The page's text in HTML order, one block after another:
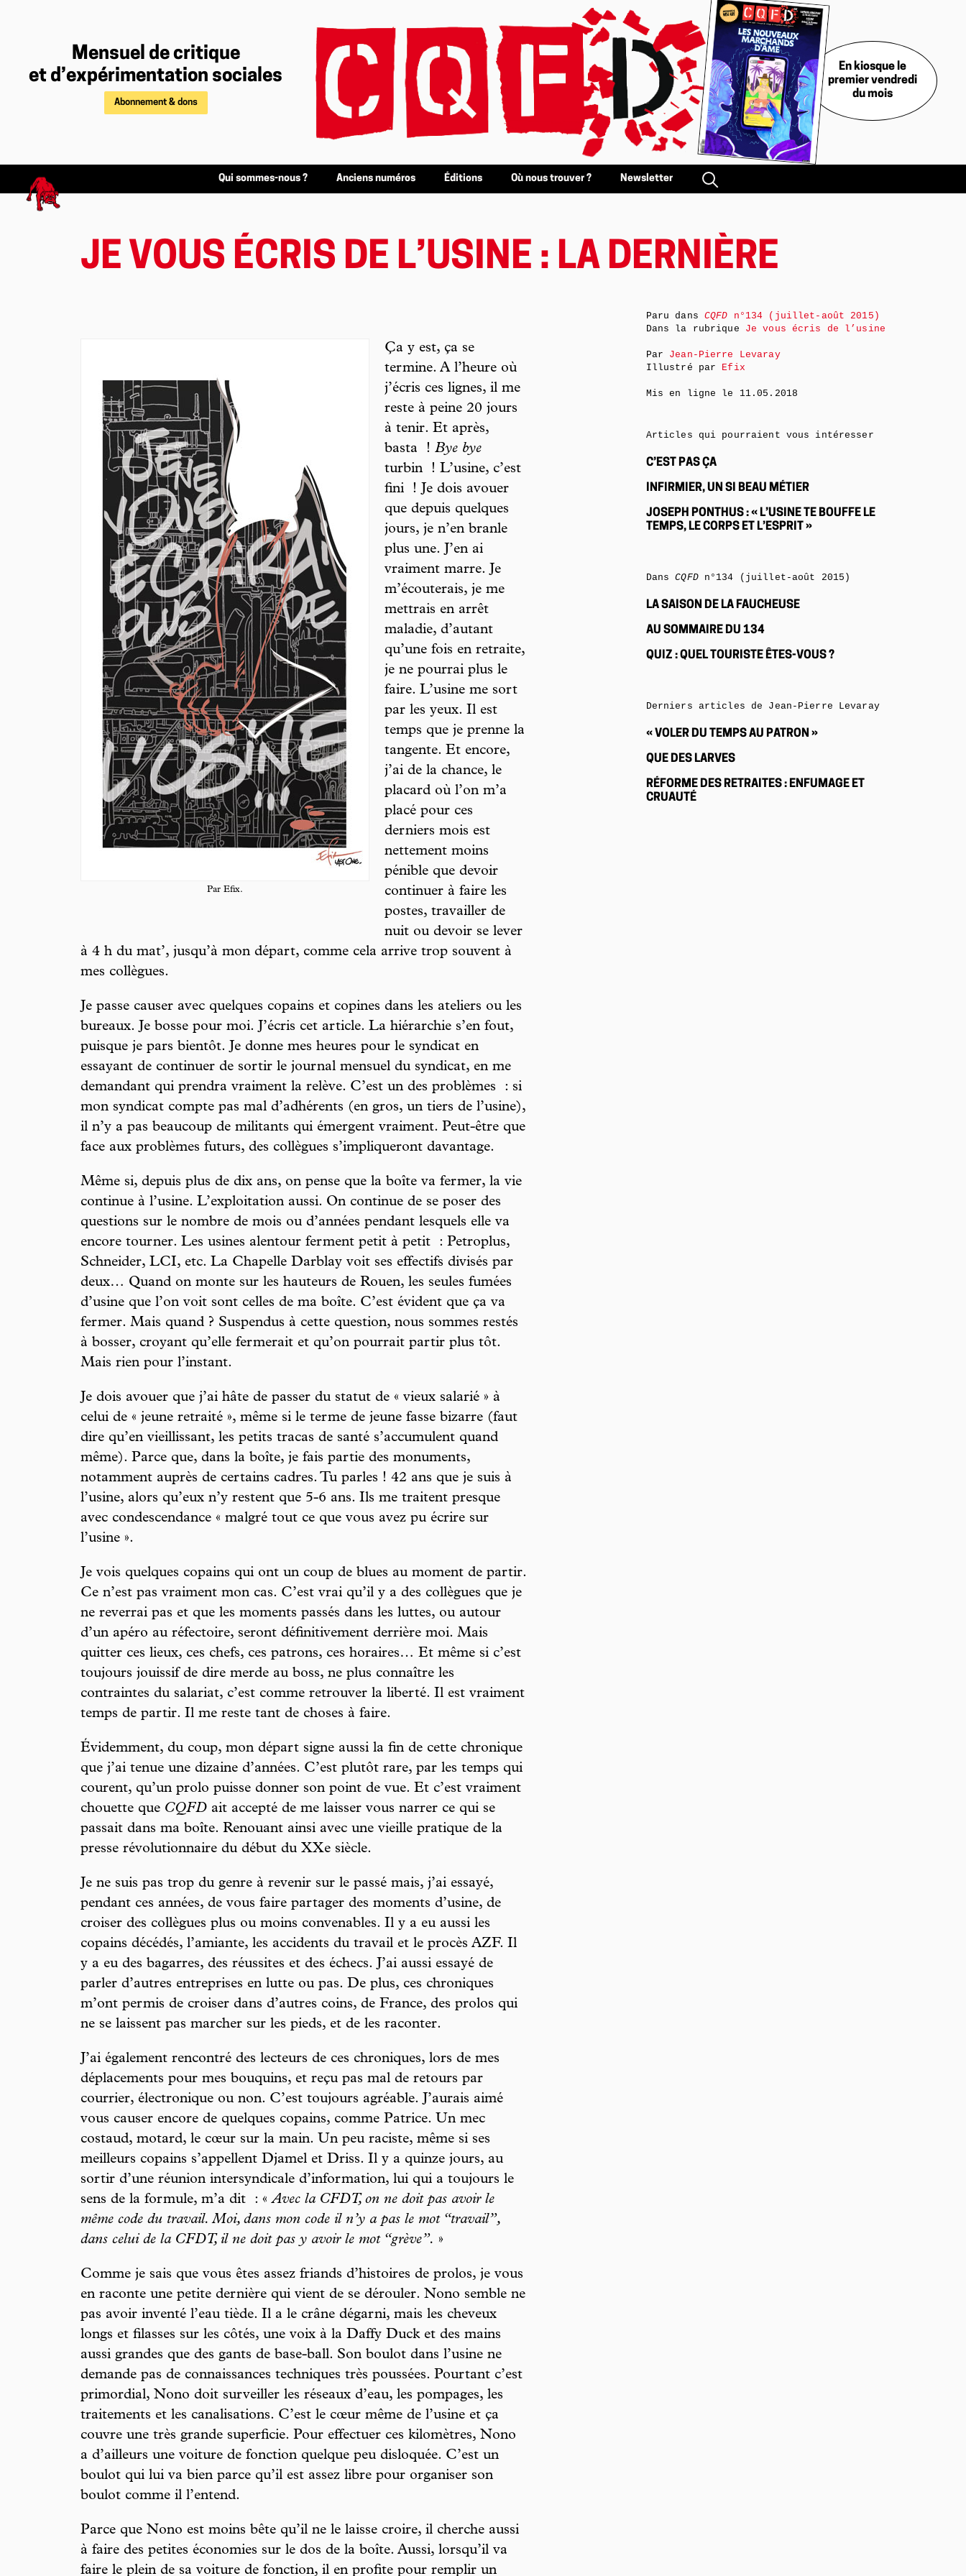
Mensuel de critique
et d’expérimentation sociales
Abonnement & dons
En kiosque le
premier vendredi
du mois
Qui sommes-nous ? Anciens numéros Éditions Où nous trouver ? Newsletter
JE VOUS ÉCRIS DE L’USINE : LA DERNIÈRE
Par Efix.
Ça y est, ça se
termine. A l’heure où
j’écris ces lignes, il me
reste à peine 20 jours
à tenir. Et après,
basta ! Bye bye
turbin ! L’usine, c’est
fini ! Je dois avouer
que depuis quelques
jours, je n’en branle
plus une. J’en ai
vraiment marre. Je
m’écouterais, je me
mettrais en arrêt
maladie, d’autant
qu’une fois en retraite,
je ne pourrai plus le
faire. L’usine me sort
par les yeux. Il est
temps que je prenne la
tangente. Et encore,
j’ai de la chance, le
placard où l’on m’a
placé pour ces
derniers mois est
nettement moins
pénible que devoir
continuer à faire les
postes, travailler de
nuit ou devoir se lever
à 4 h du mat’, jusqu’à mon départ, comme cela arrive trop souvent à
mes collègues.
Je passe causer avec quelques copains et copines dans les ateliers ou les
bureaux. Je bosse pour moi. J’écris cet article. La hiérarchie s’en fout,
puisque je pars bientôt. Je donne mes heures pour le syndicat en
essayant de continuer de sortir le journal mensuel du syndicat, en me
demandant qui prendra vraiment la relève. C’est un des problèmes : si
mon syndicat compte pas mal d’adhérents (en gros, un tiers de l’usine),
il n’y a pas beaucoup de militants qui émergent vraiment. Peut-être que
face aux problèmes futurs, des collègues s’impliqueront davantage.
Même si, depuis plus de dix ans, on pense que la boîte va fermer, la vie
continue à l’usine. L’exploitation aussi. On continue de se poser des
questions sur le nombre de mois ou d’années pendant lesquels elle va
encore tourner. Les usines alentour ferment petit à petit : Petroplus,
Schneider, LCI, etc. La Chapelle Darblay voit ses effectifs divisés par
deux… Quand on monte sur les hauteurs de Rouen, les seules fumées
d’usine que l’on voit sont celles de ma boîte. C’est évident que ça va
fermer. Mais quand ? Suspendus à cette question, nous sommes restés
à bosser, croyant qu’elle fermerait et qu’on pourrait partir plus tôt.
Mais rien pour l’instant.
Je dois avouer que j’ai hâte de passer du statut de « vieux salarié » à
celui de « jeune retraité », même si le terme de jeune fasse bizarre (faut
dire qu’en vieillissant, les petits tracas de santé s’accumulent quand
même). Parce que, dans la boîte, je fais partie des monuments,
notamment auprès de certains cadres. Tu parles ! 42 ans que je suis à
l’usine, alors qu’eux n’y restent que 5-6 ans. Ils me traitent presque
avec condescendance « malgré tout ce que vous avez pu écrire sur
l’usine ».
Je vois quelques copains qui ont un coup de blues au moment de partir.
Ce n’est pas vraiment mon cas. C’est vrai qu’il y a des collègues que je
ne reverrai pas et que les moments passés dans les luttes, ou autour
d’un apéro au réfectoire, seront définitivement derrière moi. Mais
quitter ces lieux, ces chefs, ces patrons, ces horaires… Et même si c’est
toujours jouissif de dire merde au boss, ne plus connaître les
contraintes du salariat, c’est comme retrouver la liberté. Il est vraiment
temps de partir. Il me reste tant de choses à faire.
Évidemment, du coup, mon départ signe aussi la fin de cette chronique
que j’ai tenue une dizaine d’années. C’est plutôt rare, par les temps qui
courent, qu’un prolo puisse donner son point de vue. Et c’est vraiment
chouette que CQFD ait accepté de me laisser vous narrer ce qui se
passait dans ma boîte. Renouant ainsi avec une vieille pratique de la
presse révolutionnaire du début du XXe siècle.
Je ne suis pas trop du genre à revenir sur le passé mais, j’ai essayé,
pendant ces années, de vous faire partager des moments d’usine, de
croiser des collègues plus ou moins convenables. Il y a eu aussi les
copains décédés, l’amiante, les accidents du travail et le procès AZF. Il
y a eu des bagarres, des réussites et des échecs. J’ai aussi essayé de
parler d’autres entreprises en lutte ou pas. De plus, ces chroniques
m’ont permis de croiser dans d’autres coins, de France, des prolos qui
ne se laissent pas marcher sur les pieds, et de les raconter.
J’ai également rencontré des lecteurs de ces chroniques, lors de mes
déplacements pour mes bouquins, et reçu pas mal de retours par
courrier, électronique ou non. C’est toujours agréable. J’aurais aimé
vous causer encore de quelques copains, comme Patrice. Un mec
costaud, motard, le cœur sur la main. Un peu raciste, même si ses
meilleurs copains s’appellent Djamel et Driss. Il y a quinze jours, au
sortir d’une réunion intersyndicale d’information, lui qui a toujours le
sens de la formule, m’a dit : «Avec la CFDT, on ne doit pas avoir le
même code du travail. Moi, dans mon code il n’y a pas le mot “travail”,
dans celui de la CFDT, il ne doit pas y avoir le mot “grève”. »
Comme je sais que vous êtes assez friands d’histoires de prolos, je vous
en raconte une petite dernière qui vient de se dérouler. Nono semble ne
pas avoir inventé l’eau tiède. Il a le crâne dégarni, mais les cheveux
longs et filasses sur les côtés, une voix à la Daffy Duck et des mains
aussi grandes que des gants de base-ball. Son boulot dans l’usine ne
demande pas de connaissances techniques très poussées. Pourtant c’est
primordial, Nono doit surveiller les réseaux d’eau, les pompages, les
traitements et les canalisations. C’est le cœur même de l’usine et ça
couvre une très grande superficie. Pour effectuer ces kilomètres, Nono
a d’ailleurs une voiture de fonction quelque peu disloquée. C’est un
boulot qui lui va bien parce qu’il est assez libre pour organiser son
boulot comme il l’entend.
Parce que Nono est moins bête qu’il ne le laisse croire, il cherche aussi
à faire des petites économies sur le dos de la boîte. Aussi, lorsqu’il va
faire le plein de sa voiture de fonction, il en profite pour remplir un
Paru dans CQFD n°134 (juillet-août 2015)
Dans la rubrique Je vous écris de l’usine
Par Jean-Pierre Levaray
Illustré par Efix
Mis en ligne le 11.05.2018
Articles qui pourraient vous intéresser
C’EST PAS ÇA
INFIRMIER, UN SI BEAU MÉTIER
JOSEPH PONTHUS : « L’USINE TE BOUFFE LE
TEMPS, LE CORPS ET L’ESPRIT »
DansCQFDn°134 (juillet-août 2015)
LA SAISON DE LA FAUCHEUSE
AU SOMMAIRE DU 134
QUIZ : QUEL TOURISTE ÊTES-VOUS ?
Derniers articles de Jean-Pierre Levaray
« VOLER DU TEMPS AU PATRON »
QUE DES LARVES
RÉFORME DES RETRAITES : ENFUMAGE ET
CRUAUTÉ